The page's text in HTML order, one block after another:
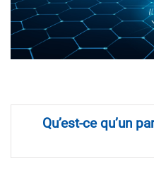
Qu’est-ce qu’un